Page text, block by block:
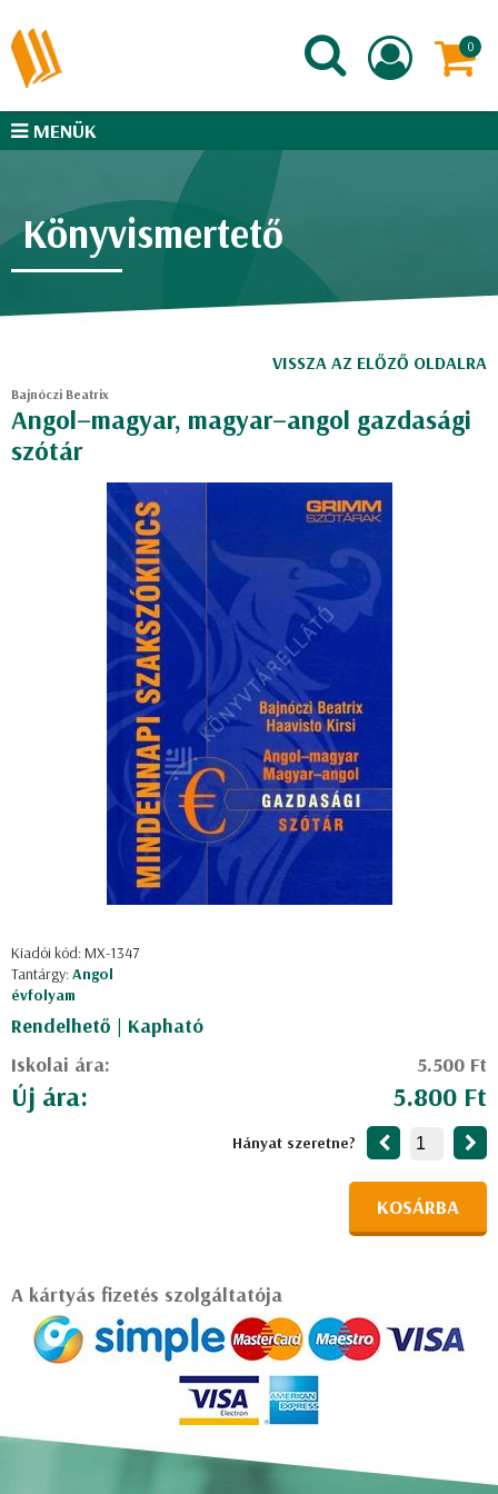
MENÜK
Könyvismertető
VISSZA AZ ELŐZŐ OLDALRA
Bajnóczi Beatrix
Angol–magyar, magyar–angol gazdasági
szótár
Kiadói kód: MX-1347
Tantárgy:Angol
évfolyam
Rendelhető | Kapható
Iskolai ára:
5.500 Ft
Új ára: 5.800 Ft
Hányat szeretne?
KOSÁRBA
A kártyás fizetés szolgáltatója